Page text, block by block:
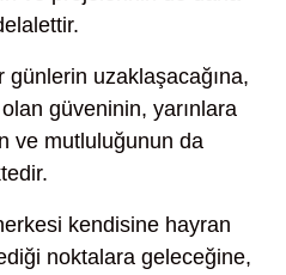
günlerin uzaklaşacağına,
güveninin, yarınlara
ve mutluluğunun da
kendisine hayran
noktalara geleceğine,